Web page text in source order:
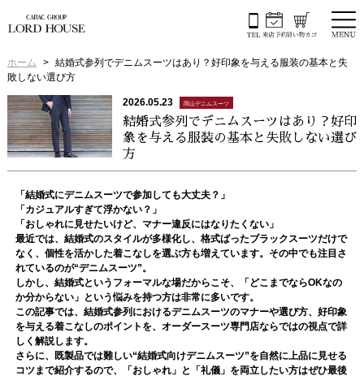
ホーム
結婚式参列でデニムスーツはあり？好印象を与える服装の基本と失
敗しない選び方
2026.05.23 岡山デニムスーツ
結婚式参列でデニムスーツはあり？好印
象を与える服装の基本と失敗しない選び
方
「結婚式にデニムスーツで参加しても大丈夫？」
「カジュアルすぎて浮かない？」
「おしゃれに見せたいけど、マナー違反にはなりたくない」
最近では、結婚式のスタイルが多様化し、格式ばったブラックスーツだけで
なく、個性を活かした着こなしを選ぶ方も増えています。その中でも注目さ
れているのが“デニムスーツ”。
しかし、結婚式というフォーマルな場だからこそ、「どこまでならOKなの
か分からない」という悩みを持つ方は非常に多いです。
この記事では、結婚式参列におけるデニムスーツのマナーや選び方、好印象
を与える着こなしのポイントを、オーダースーツ専門店ならではの視点で詳
しく解説します。
さらに、既製品では難しい“結婚式向けデニムスーツ”を自然に上品に見せる
コツまで紹介するので、「おしゃれ」と「礼儀」を両立したい方はぜひ最後